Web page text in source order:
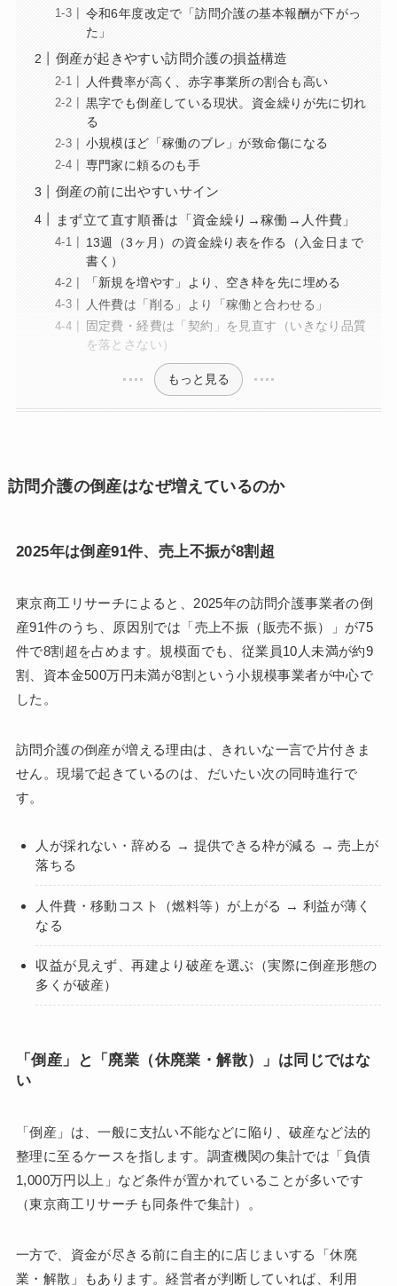
令和6年度改定で「訪問介護の基本報酬が下がっ
た」
倒産が起きやすい訪問介護の損益構造
人件費率が高く、赤字事業所の割合も高い
黒字でも倒産している現状。資金繰りが先に切れ
る
小規模ほど「稼働のブレ」が致命傷になる
専門家に頼るのも手
倒産の前に出やすいサイン
まず立て直す順番は「資金繰り→稼働→人件費」
13週（3ヶ月）の資金繰り表を作る（入金日まで
書く）
「新規を増やす」より、空き枠を先に埋める
人件費は「削る」より「稼働と合わせる」
固定費・経費は「契約」を見直す（いきなり品質
を落とさない）
もっと見る
訪問介護の倒産はなぜ増えているのか
2025年は倒産91件、売上不振が8割超
東京商工リサーチによると、2025年の訪問介護事業者の倒
産91件のうち、原因別では「売上不振（販売不振）」が75
件で8割超を占めます。規模面でも、従業員10人未満が約9
割、資本金500万円未満が8割という小規模事業者が中心で
した。
訪問介護の倒産が増える理由は、きれいな一言で片付きま
せん。現場で起きているのは、だいたい次の同時進行で
す。
人が採れない・辞める → 提供できる枠が減る → 売上が
落ちる
人件費・移動コスト（燃料等）が上がる → 利益が薄く
なる
収益が見えず、再建より破産を選ぶ（実際に倒産形態の
多くが破産）
「倒産」と「廃業（休廃業・解散）」は同じではな
い
「倒産」は、一般に支払い不能などに陥り、破産など法的
整理に至るケースを指します。調査機関の集計では「負債
1,000万円以上」など条件が置かれていることが多いです
（東京商工リサーチも同条件で集計）。
一方で、資金が尽きる前に自主的に店じまいする「休廃
業・解散」もあります。経営者が判断していれば、利用